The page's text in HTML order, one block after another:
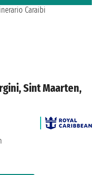
Sint Maarten,